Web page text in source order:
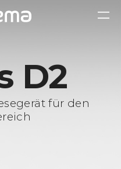
D2
für den